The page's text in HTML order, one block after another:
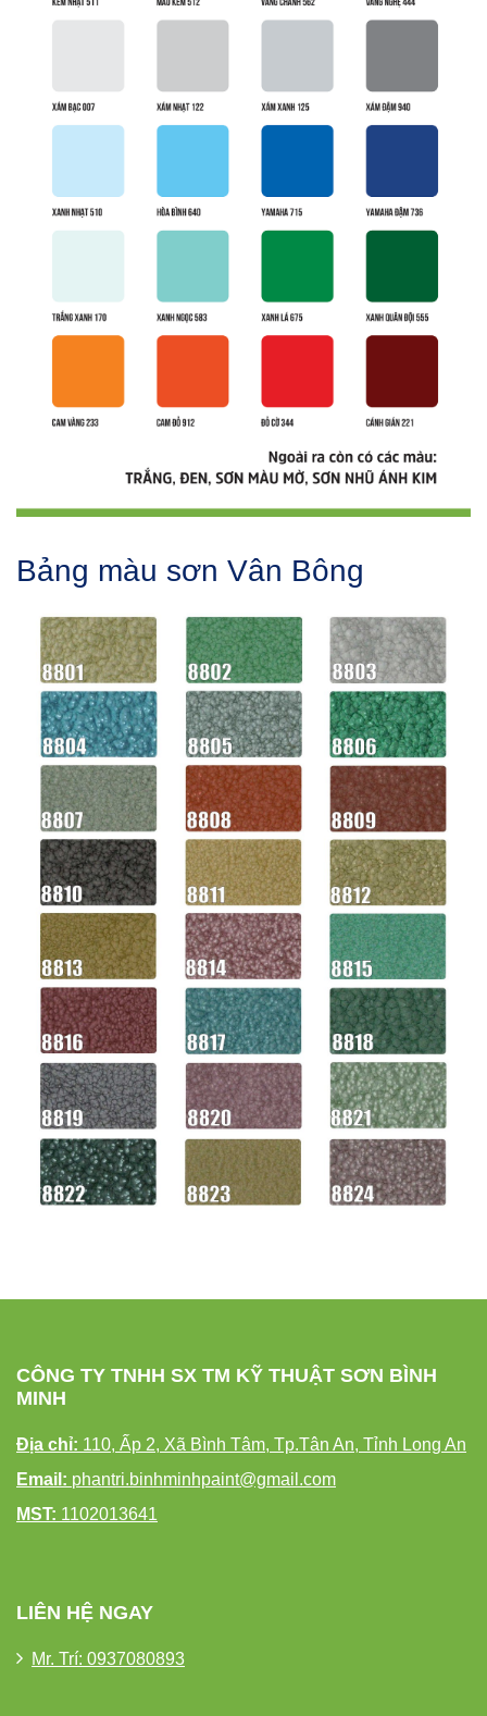
Bảng màu sơn Vân Bông
CÔNG TY TNHH SX TM KỸ THUẬT SƠN BÌNH
MINH
Địa chỉ: 110, Ấp 2, Xã Bình Tâm, Tp.Tân An, Tỉnh Long An
Email: phantri.binhminhpaint@gmail.com
MST: 1102013641
LIÊN HỆ NGAY
Mr. Trí: 0937080893